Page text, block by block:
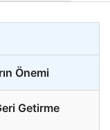
Önemi
Getirme